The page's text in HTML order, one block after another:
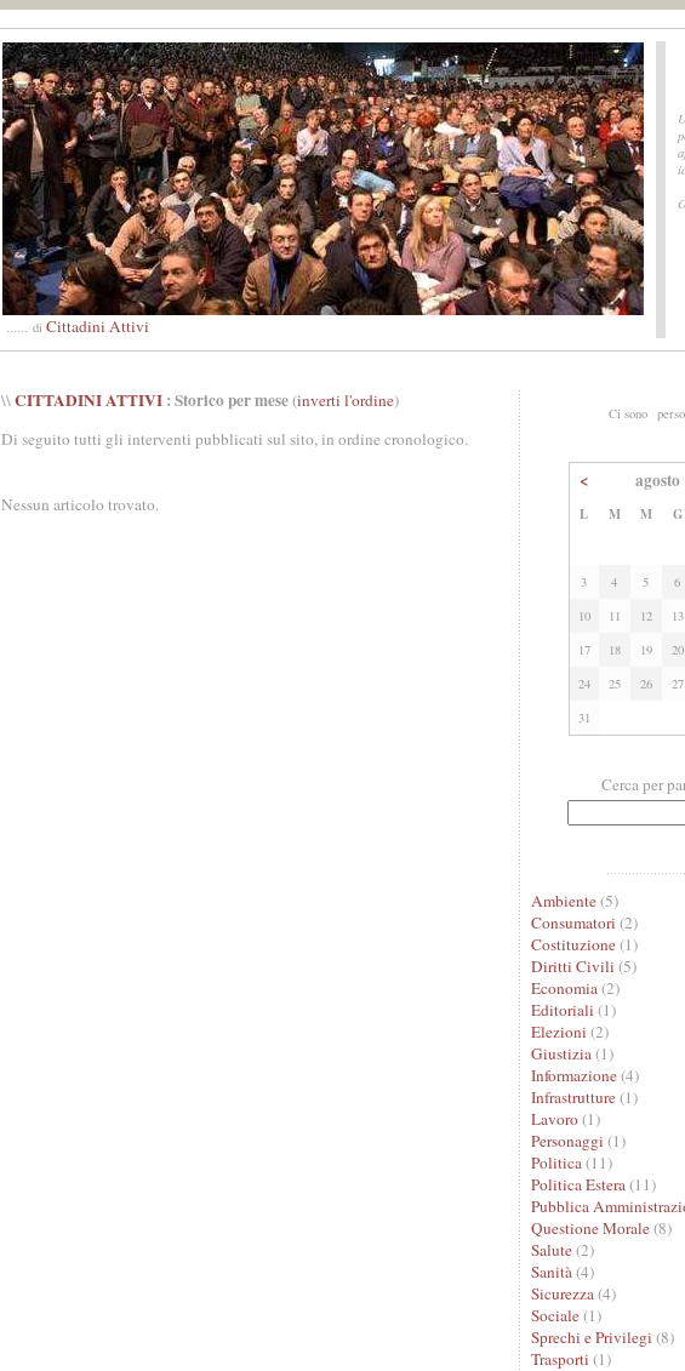
...... di Cittadini Attivi
\\CITTADINI ATTIVI : Storico per mese(inverti l'ordine)
Di seguito tutti gli interventi pubblicati sul sito, in ordine cronologico.
Nessun articolo trovato.
Ci sono
< agosto
L M M G
3
4 5 6
10
11 12 13
17
18 19 20
24
25 26 27
31
Cerca per
Ambiente(5)
Consumatori (2)
Costituzione(1)
Diritti Civili (5)
Economia(2)
Editoriali (1)
Elezioni (2)
Giustizia(1)
Informazione(4)
Infrastrutture(1)
Lavoro(1)
Personaggi (1)
Politica(11)
Politica Estera(11)
Pubblica
Questione Morale(8)
Salute(2)
Sanità(4)
Sicurezza(4)
Sociale(1)
Sprechi e Privilegi (8)
Trasporti (1)